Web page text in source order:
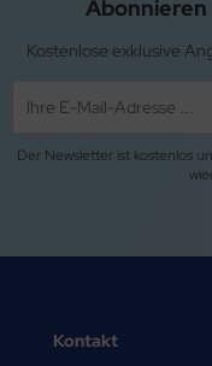
Kostenlose exklusive
Der Newsletter ist kostenlos
Kontakt